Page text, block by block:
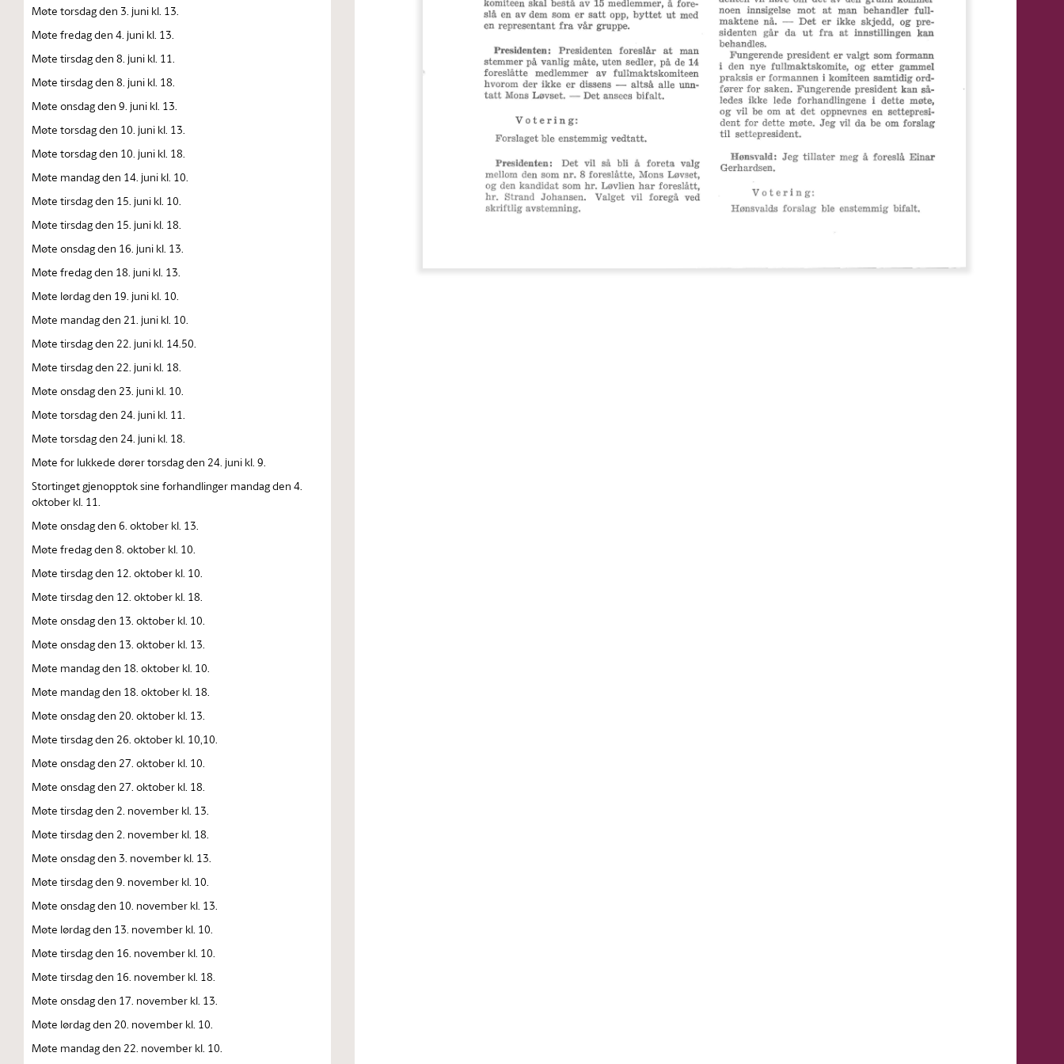
Møte torsdag den 3. juni kl. 13.
Møte fredag den 4. juni kl. 13.
Møte tirsdag den 8. juni kl. 11.
Møte tirsdag den 8. juni kl. 18.
Møte onsdag den 9. juni kl. 13.
Møte torsdag den 10. juni kl. 13.
Møte torsdag den 10. juni kl. 18.
Møte mandag den 14. juni kl. 10.
Møte tirsdag den 15. juni kl. 10.
Møte tirsdag den 15. juni kl. 18.
Møte onsdag den 16. juni kl. 13.
Møte fredag den 18. juni kl. 13.
Møte lørdag den 19. juni kl. 10.
Møte mandag den 21. juni kl. 10.
Møte tirsdag den 22. juni kl. 14.50.
Møte tirsdag den 22. juni kl. 18.
Møte onsdag den 23. juni kl. 10.
Møte torsdag den 24. juni kl. 11.
Møte torsdag den 24. juni kl. 18.
Møte for lukkede dører torsdag den 24. juni kl. 9.
Stortinget gjenopptok sine forhandlinger mandag den 4.
oktober kl. 11.
Møte onsdag den 6. oktober kl. 13.
Møte fredag den 8. oktober kl. 10.
Møte tirsdag den 12. oktober kl. 10.
Møte tirsdag den 12. oktober kl. 18.
Møte onsdag den 13. oktober kl. 10.
Møte onsdag den 13. oktober kl. 13.
Møte mandag den 18. oktober kl. 10.
Møte mandag den 18. oktober kl. 18.
Møte onsdag den 20. oktober kl. 13.
Møte tirsdag den 26. oktober kl. 10,10.
Møte onsdag den 27. oktober kl. 10.
Møte onsdag den 27. oktober kl. 18.
Møte tirsdag den 2. november kl. 13.
Møte tirsdag den 2. november kl. 18.
Møte onsdag den 3. november kl. 13.
Møte tirsdag den 9. november kl. 10.
Møte onsdag den 10. november kl. 13.
Møte lørdag den 13. november kl. 10.
Møte tirsdag den 16. november kl. 10.
Møte tirsdag den 16. november kl. 18.
Møte onsdag den 17. november kl. 13.
Møte lørdag den 20. november kl. 10.
Møte mandag den 22. november kl. 10.